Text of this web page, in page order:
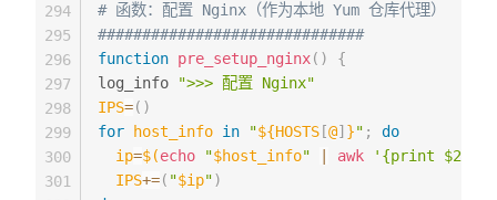
# 函数：配置 Nginx（作为本地 Yum 仓库代理）
##############################
function pre_setup_nginx( )
{
log_info
">>> 配置 Nginx"
IPS=( )
for
host_info in "${HOSTS [@] }" ;
do
ip=$(echo "$host_info" awk '{print $2}'
IPS+=( "$ip")
294
295
296
297
298
299
300
301